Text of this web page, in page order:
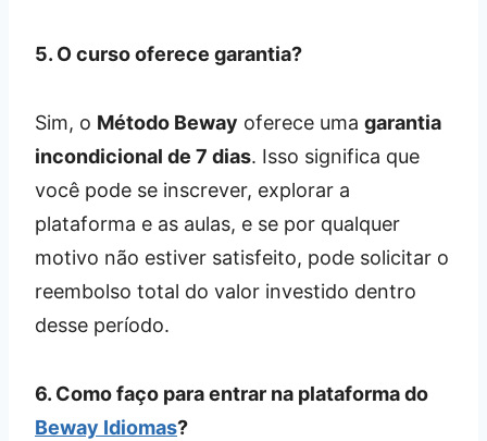
5. O curso oferece garantia?
Sim, o Método Beway oferece uma garantia
incondicional de 7 dias. Isso significa que
você pode se inscrever, explorar a
plataforma e as aulas, e se por qualquer
motivo não estiver satisfeito, pode solicitar o
reembolso total do valor investido dentro
desse período.
6. Como faço para entrar na plataforma do
Beway Idiomas?